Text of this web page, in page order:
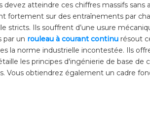
atteindre ces chiffres massifs
fortement sur des entraînements par
stricts. Ils souffrent d’une usure
par un rouleau à courant continu résout
la norme industrielle incontestée. Ils
les principes d'ingénierie de base de
obtiendrez également un cadre